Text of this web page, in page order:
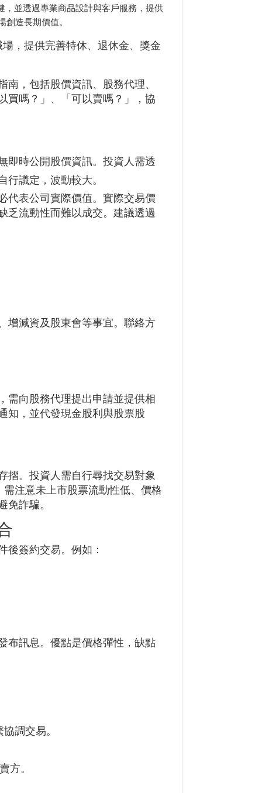
，並透過專業商品設計與客戶服務，提供
造長期價值。
，提供完善特休、退休金、獎金
，包括股價資訊、股務代理、
買嗎？」、「可以賣嗎？」，協
即時公開股價資訊。投資人需透
行議定，波動較大。
代表公司實際價值。實際交易價
乏流動性而難以成交。建議透過
增減資及股東會等事宜。聯絡方
需向股務代理提出申請並提供相
知，並代發現金股利與股票股
摺。投資人需自行尋找交易對象
注意未上市股票流動性低、價格
免詐騙。
後簽約交易。例如：
布訊息。優點是價格彈性，缺點
調交易。
方。